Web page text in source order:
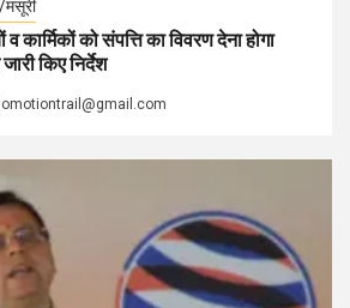
मसूरी
कार्मिकों को संपत्ति का विवरण देना होगा
किए निर्देश